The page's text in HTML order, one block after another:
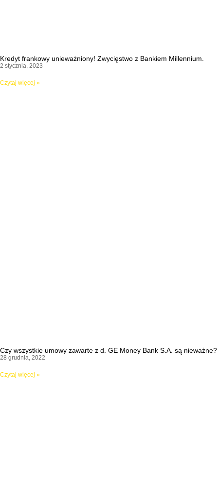
Kredyt frankowy unieważniony! Zwycięstwo z Bankiem Millennium.
2 stycznia, 2023
Czytaj więcej »
Czy wszystkie umowy zawarte z d. GE Money Bank S.A. są nieważne?
28 grudnia, 2022
Czytaj więcej »